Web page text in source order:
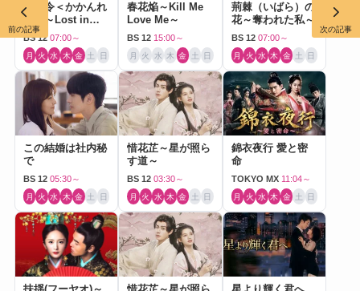
花間令＜かかんれ
い＞～Lost in
Love～
BS 12 07:00～
月 火 水 木 金 土 日
春花焔～Kill Me
Love Me～
BS 12 15:00～
月 火 水 木 金 土 日
荊棘（いばら）の
花～奪われた私～
BS 12 07:00～
月 火 水 木 金 土 日
この結婚は社内秘
で
BS 12 05:30～
月 火 水 木 金 土 日
惜花芷～星が照ら
す道～
BS 12 03:30～
月 火 水 木 金 土 日
錦衣夜行 愛と密
命
TOKYO MX 11:04～
月 火 水 木 金 土 日
前の記事 次の記事